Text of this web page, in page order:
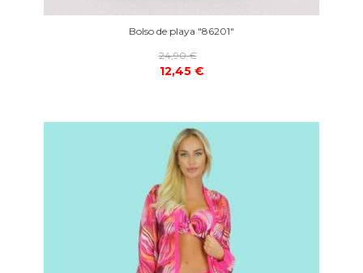
Bolso de playa "86201"
24,90 €
12,45 €